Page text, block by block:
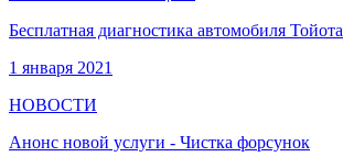
Бесплатная диагностика автомобиля Тойота
1 января 2021
НОВОСТИ
Анонс новой услуги - Чистка форсунок